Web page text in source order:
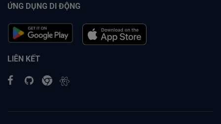
ỨNG DỤNG DI ĐỘNG
LIÊN KẾT